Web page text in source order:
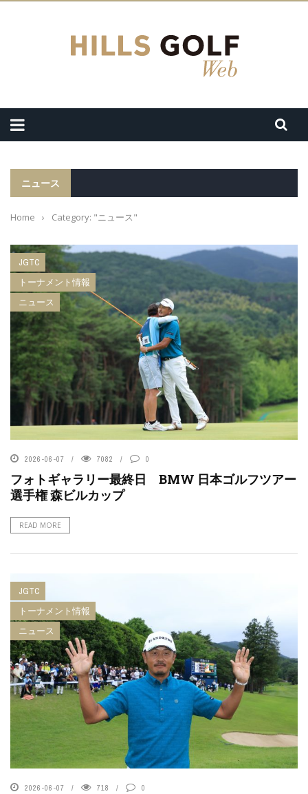
ニュース
Home › Category: "ニュース"
JGTC
トーナメント情報
ニュース
2026-06-07 7082 0
フォトギャラリー最終日 BMW 日本ゴルフツアー
選手権 森ビルカップ
READ MORE
JGTC
トーナメント情報
ニュース
2026-06-07 718 0